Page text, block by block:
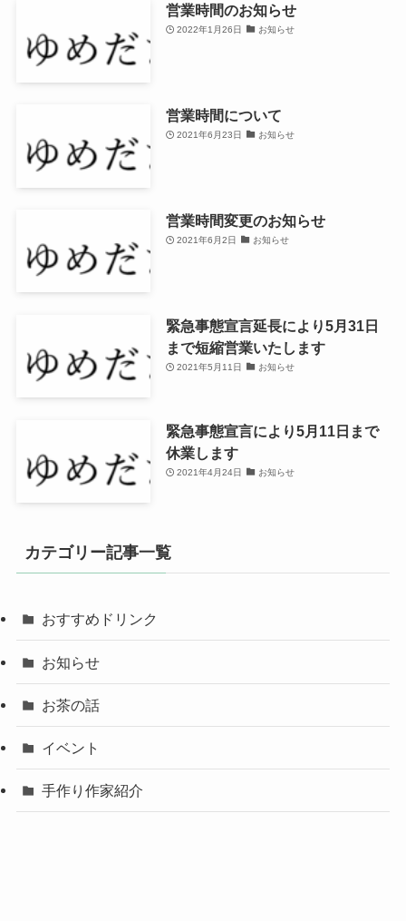
営業時間のお知らせ
2022年1月26日 お知らせ
営業時間について
2021年6月23日 お知らせ
営業時間変更のお知らせ
2021年6月2日 お知らせ
緊急事態宣言延長により5月31日
まで短縮営業いたします
2021年5月11日 お知らせ
緊急事態宣言により5月11日まで
休業します
2021年4月24日 お知らせ
カテゴリー記事一覧
おすすめドリンク
お知らせ
お茶の話
イベント
手作り作家紹介